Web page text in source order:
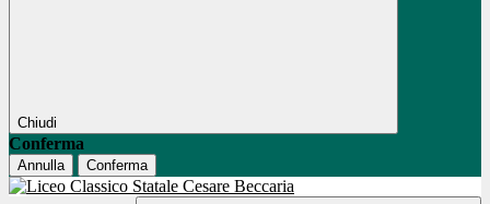
Chiudi
Conferma
Annulla Conferma